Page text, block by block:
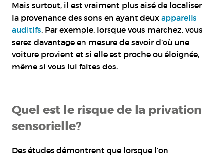
Mais surtout, il est vraiment plus aisé de localiser
la provenance des sons en ayant deux appareils
auditifs. Par exemple, lorsque vous marchez, vous
serez davantage en mesure de savoir d’où une
voiture provient et si elle est proche ou éloignée,
même si vous lui faites dos.
Quel est le risque de la privation
sensorielle?
Des études démontrent que lorsque l’on